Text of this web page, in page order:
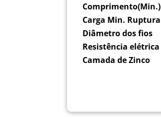
Comprimento(Min.)
Carga Min. Ruptura
Diâmetro dos fios
Resistência elétrica
Camada de Zinco